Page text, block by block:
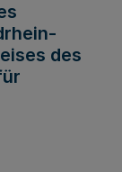
des